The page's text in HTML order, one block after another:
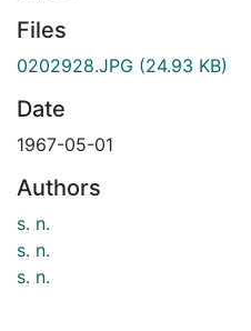
Files
0202928.JPG (24.93 KB)
Date
1967-05-01
Authors
s. n.
s. n.
s. n.